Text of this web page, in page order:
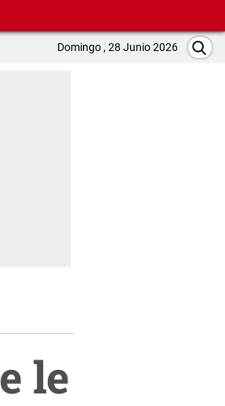
Domingo , 28 Junio 2026
le